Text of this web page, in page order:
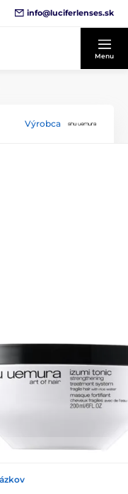
info@luciferlenses.sk
Menu
Výrobca